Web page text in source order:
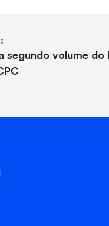
segundo volume